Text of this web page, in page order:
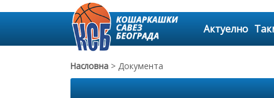
Актуелно
Насловна > Документа